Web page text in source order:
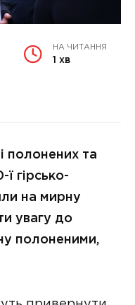
НА ЧИТАННЯ
1 хв
полонених та
ї гірсько-
на мирну
увагу до
полоненими,